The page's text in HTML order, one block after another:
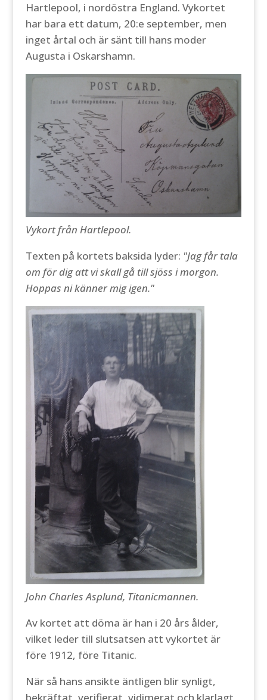
Hartlepool, i nordöstra England. Vykortet
har bara ett datum, 20:e september, men
inget årtal och är sänt till hans moder
Augusta i Oskarshamn.
Vykort från Hartlepool.
Texten på kortets baksida lyder: "Jag får tala
om för dig att vi skall gå till sjöss i morgon.
Hoppas ni känner mig igen."
John Charles Asplund, Titanicmannen.
Av kortet att döma är han i 20 års ålder,
vilket leder till slutsatsen att vykortet är
före 1912, före Titanic.
När så hans ansikte äntligen blir synligt,